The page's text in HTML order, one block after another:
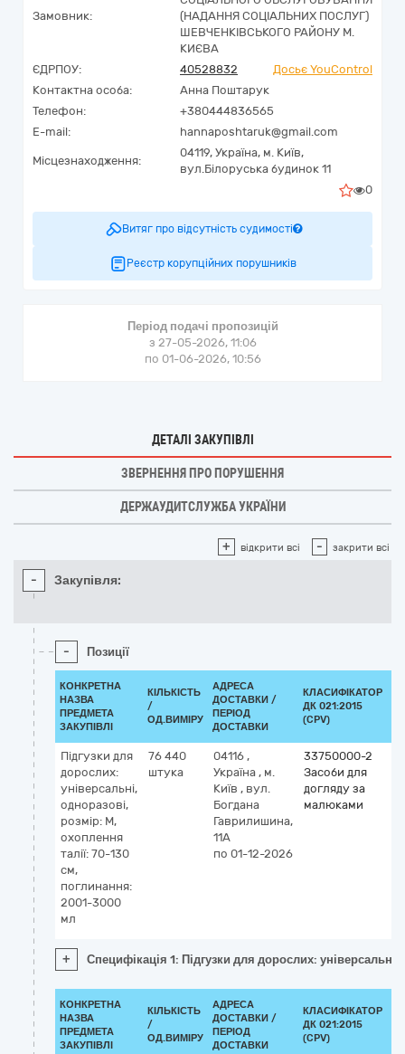
Замовник:
(НАДАННЯ СОЦІАЛЬНИХ ПОСЛУГ)
ШЕВЧЕНКІВСЬКОГО РАЙОНУ М.
КИЄВА
ЄДРПОУ:
40528832
Досьє YouControl
Контактна особа:
Анна Поштарук
Телефон:
+380444836565
E-mail:
hannaposhtaruk@gmail.com
Місцезнаходження:
04119, Україна, м. Київ,
вул.Білоруська будинок 11
0
Витяг про відсутність судимості
Реєстр корупційних порушників
Період подачі пропозицій
з 27-05-2026, 11:06
по 01-06-2026, 10:56
ДЕТАЛІ ЗАКУПІВЛІ
ЗВЕРНЕННЯ ПРО ПОРУШЕННЯ
ДЕРЖАУДИТСЛУЖБА УКРАЇНИ
+ відкрити всі - закрити всі
- Закупівля:
- Позиції
КОНКРЕТНА
НАЗВА
ПРЕДМЕТА
ЗАКУПІВЛІ
КІЛЬКІСТЬ
/
ОД.ВИМІРУ
АДРЕСА
ДОСТАВКИ /
ПЕРІОД
ДОСТАВКИ
КЛАСИФІКАТОР
ДК 021:2015
(CPV)
Підгузки для
дорослих:
універсальні,
одноразові,
розмір: M,
охоплення
талії: 70-130
см,
поглинання:
2001-3000
мл
76 440
штука
04116 ,
Україна , м.
Київ , вул.
Богдана
Гаврилишина,
11А
по 01-12-2026
33750000-2
Засоби для
догляду за
малюками
+ Специфікація 1: Підгузки для дорослих:
КОНКРЕТНА
НАЗВА
ПРЕДМЕТА
ЗАКУПІВЛІ
КІЛЬКІСТЬ
/
ОД.ВИМІРУ
АДРЕСА
ДОСТАВКИ /
ПЕРІОД
ДОСТАВКИ
КЛАСИФІКАТОР
ДК 021:2015
(CPV)